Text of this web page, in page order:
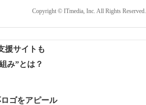
Copyright © ITmedia, Inc. All Rights Reserved.
援サイトも
み”とは？
ゴをアピール